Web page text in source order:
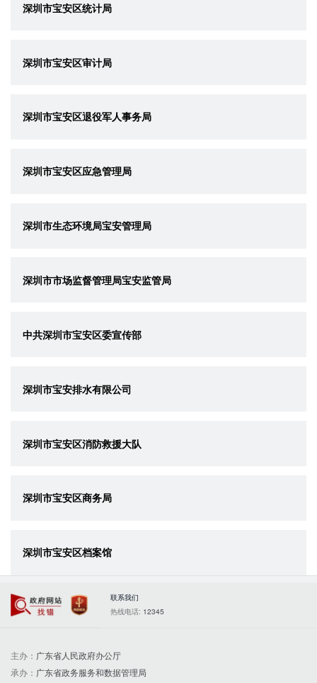
深圳市宝安区统计局
深圳市宝安区审计局
深圳市宝安区退役军人事务局
深圳市宝安区应急管理局
深圳市生态环境局宝安管理局
深圳市市场监督管理局宝安监管局
中共深圳市宝安区委宣传部
深圳市宝安排水有限公司
深圳市宝安区消防救援大队
深圳市宝安区商务局
深圳市宝安区档案馆
政府网站找错
党政机关
联系我们
热线电话: 12345
主办： 广东省人民政府办公厅
承办： 广东省政务服务和数据管理局